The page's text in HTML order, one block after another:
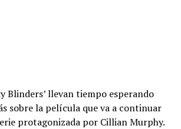
Blinders’ llevan tiempo esperando
sobre la película que va a continuar
protagonizada por Cillian Murphy.